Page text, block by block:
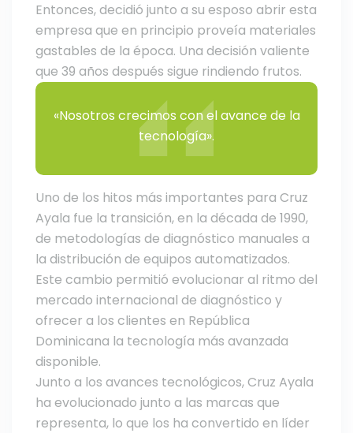
Entonces, decidió junto a su esposo abrir esta
empresa que en principio proveía materiales
gastables de la época. Una decisión valiente
que 39 años después sigue rindiendo frutos.
«Nosotros crecimos con el avance de la
tecnología».
Uno de los hitos más importantes para Cruz
Ayala fue la transición, en la década de 1990,
de metodologías de diagnóstico manuales a
la distribución de equipos automatizados.
Este cambio permitió evolucionar al ritmo del
mercado internacional de diagnóstico y
ofrecer a los clientes en República
Dominicana la tecnología más avanzada
disponible.
Junto a los avances tecnológicos, Cruz Ayala
ha evolucionado junto a las marcas que
representa, lo que los ha convertido en líder